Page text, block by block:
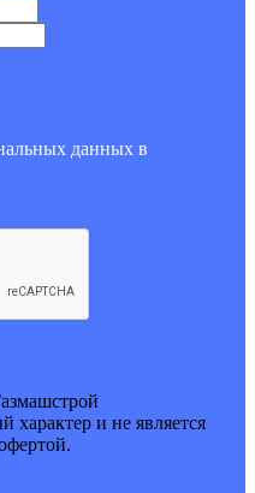
данных в
и не является